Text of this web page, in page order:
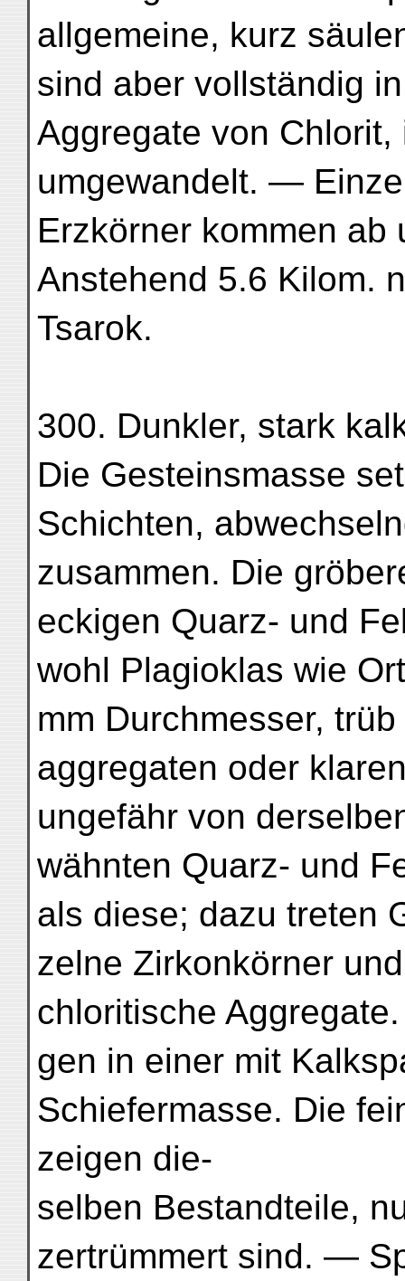
allgemeine, kurz
sind aber vollständig
Aggregate von
umgewandelt. —
Erzkörner kommen ab
Anstehend 5.6 Kilom.
Tsarok.
300. Dunkler, stark
Die Gesteinsmasse
Schichten,
zusammen. Die
eckigen Quarz- und
wohl Plagioklas wie
mm Durchmesser,
aggregaten oder
ungefähr von
wähnten Quarz- und
als diese; dazu treten
zelne Zirkonkörner
chloritische
gen in einer mit
Schiefermasse. Die
zeigen die-
selben Bestandteile,
zertrümmert sind. —